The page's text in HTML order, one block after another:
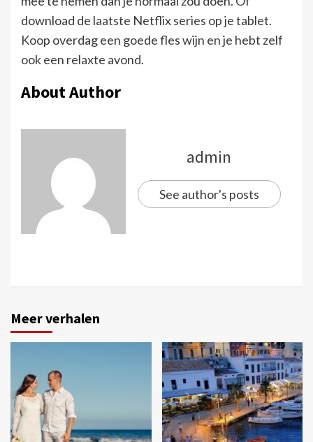
download de laatste Netflix series op je tablet.
Koop overdag een goede fles wijn en je hebt zelf
ook een relaxte avond.
About Author
admin
See author's posts
Meer verhalen